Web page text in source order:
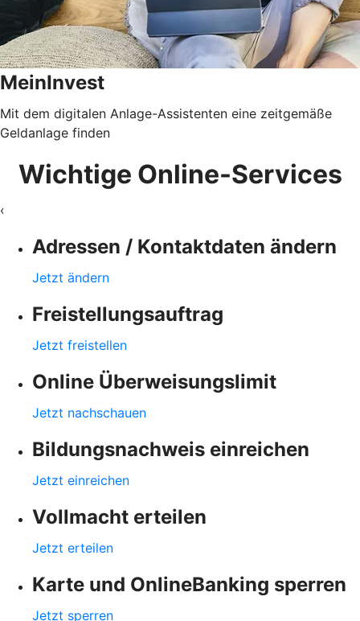
MeinInvest
Mit dem digitalen Anlage-Assistenten eine zeitgemäße
Geldanlage finden
Wichtige Online-Services
‹
Adressen / Kontaktdaten ändern
Jetzt ändern
Freistellungsauftrag
Jetzt freistellen
Online Überweisungslimit
Jetzt nachschauen
Bildungsnachweis einreichen
Jetzt einreichen
Vollmacht erteilen
Jetzt erteilen
Karte und OnlineBanking sperren
Jetzt sperren